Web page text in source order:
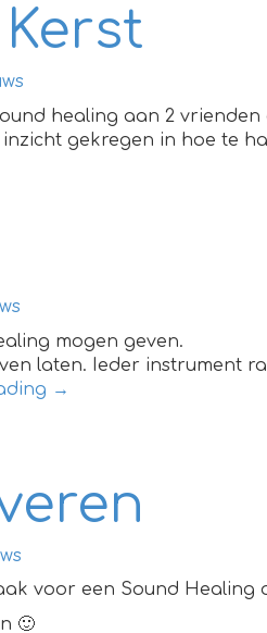
healing aan 2 vrienden
gekregen in hoe te
mogen geven.
laten. Ieder instrument
→
voor een Sound Healing
🙂